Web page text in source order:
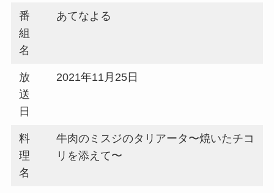
番
組
名
あてなよる
放
送
日
2021年11月25日
料
理
名
牛肉のミスジのタリアータ〜焼いたチコ
リを添えて〜